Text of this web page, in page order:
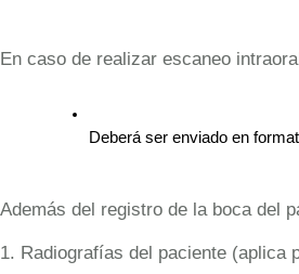
En caso de realizar escaneo
Deberá ser enviado en
Además del registro de la boca del
1. Radiografías del paciente (aplica